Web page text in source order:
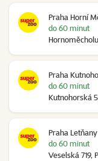
Praha Horní
do 60 minut
Praha
Kutnohorská
do 60 minut
Praha Letňany
Veselská 719,
do 60 minut